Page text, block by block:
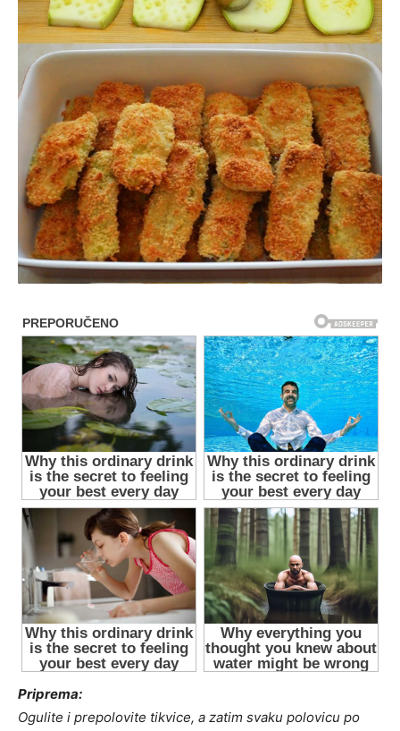
Priprema:
Ogulite i prepolovite tikvice, a zatim svaku polovicu po